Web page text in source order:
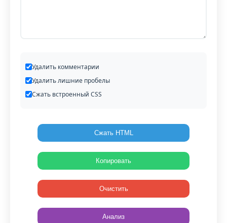
Удалить комментарии
Удалить лишние пробелы
Сжать встроенный CSS
Сжать HTML
Копировать
Очистить
Анализ